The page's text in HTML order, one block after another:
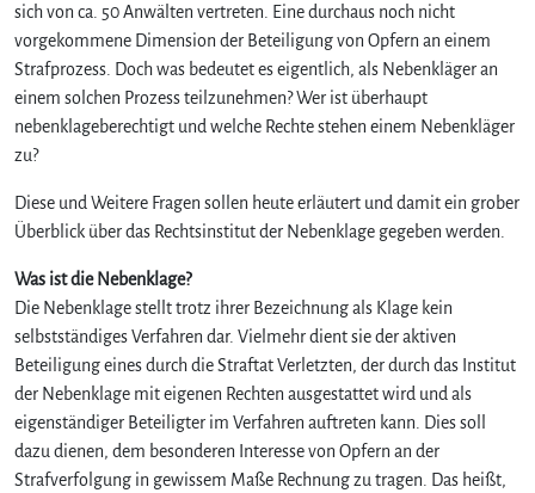
sich von ca. 50 Anwälten vertreten. Eine durchaus noch nicht
vorgekommene Dimension der Beteiligung von Opfern an einem
Strafprozess. Doch was bedeutet es eigentlich, als Nebenkläger an
einem solchen Prozess teilzunehmen? Wer ist überhaupt
nebenklageberechtigt und welche Rechte stehen einem Nebenkläger
zu?
Diese und Weitere Fragen sollen heute erläutert und damit ein grober
Überblick über das Rechtsinstitut der Nebenklage gegeben werden.
Was ist die Nebenklage?
Die Nebenklage stellt trotz ihrer Bezeichnung als Klage kein
selbstständiges Verfahren dar. Vielmehr dient sie der aktiven
Beteiligung eines durch die Straftat Verletzten, der durch das Institut
der Nebenklage mit eigenen Rechten ausgestattet wird und als
eigenständiger Beteiligter im Verfahren auftreten kann. Dies soll
dazu dienen, dem besonderen Interesse von Opfern an der
Strafverfolgung in gewissem Maße Rechnung zu tragen. Das heißt,